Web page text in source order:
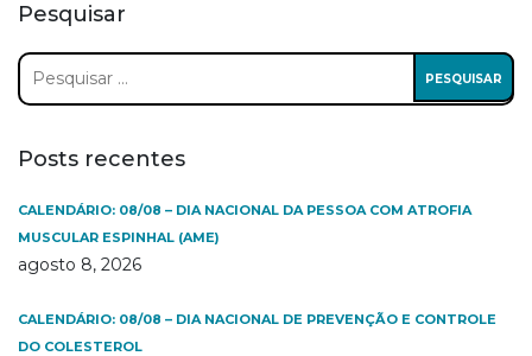
Pesquisar
Pesquisar
por:
Posts recentes
CALENDÁRIO: 08/08 – DIA NACIONAL DA PESSOA COM ATROFIA
MUSCULAR ESPINHAL (AME)
agosto 8, 2026
CALENDÁRIO: 08/08 – DIA NACIONAL DE PREVENÇÃO E CONTROLE
DO COLESTEROL